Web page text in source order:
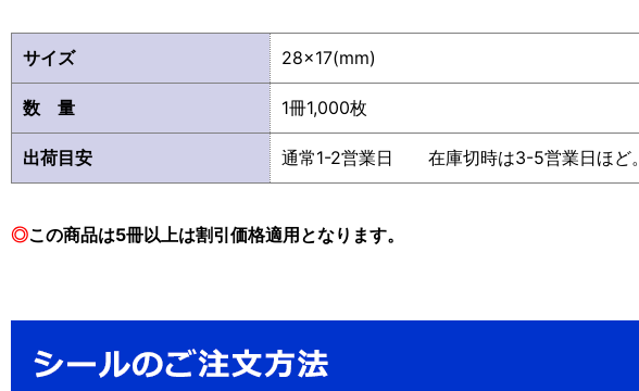
サイズ 28×17(mm)
数 量 1冊1,000枚
出荷目安 通常1-2営業日 在庫切時は3-5営業日ほど。
◎この商品は5冊以上は割引価格適用となります。